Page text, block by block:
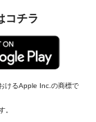
コチラ
けるApple Inc.の商標で
。